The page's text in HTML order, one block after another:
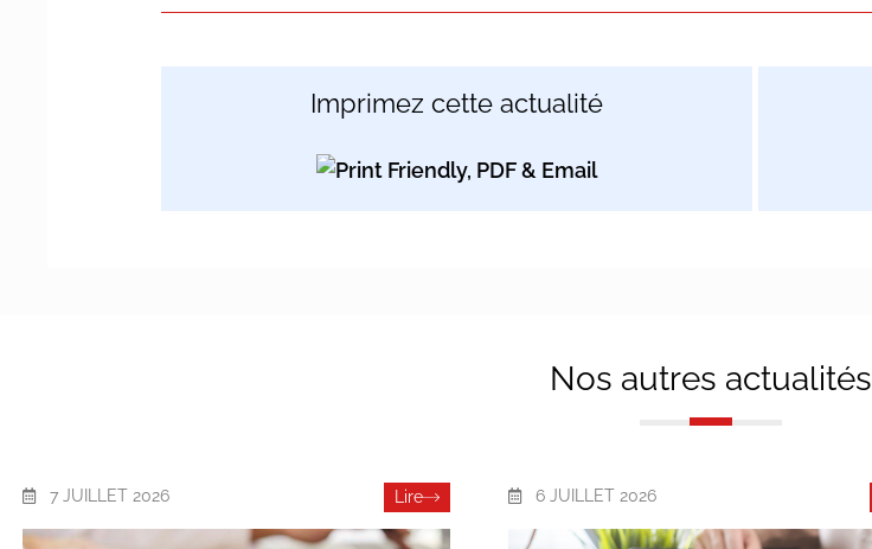
Imprimez cette actualité
Nos autres actualités
7 JUILLET 2026 Lire 6 JUILLET 2026